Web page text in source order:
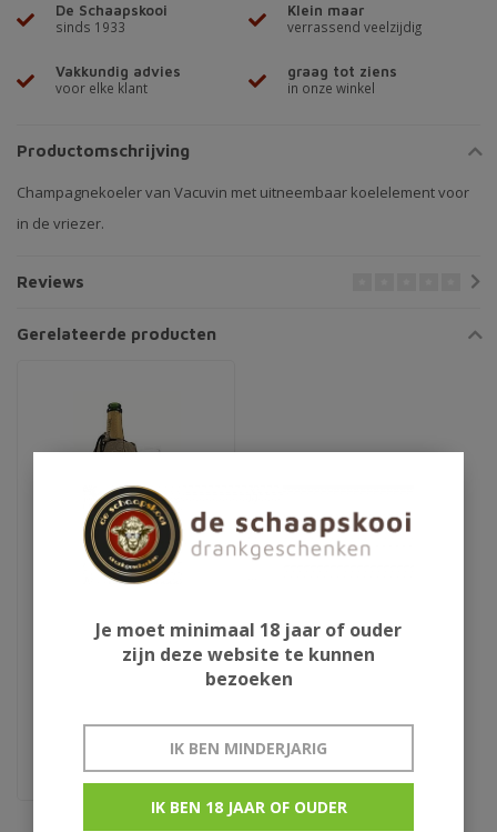
De Schaapskooi
sinds 1933
Klein maar
verrassend veelzijdig
Vakkundig advies
voor elke klant
graag tot ziens
in onze winkel
Productomschrijving
Champagnekoeler van Vacuvin met uitneembaar koelelement voor
in de vriezer.
Reviews
Gerelateerde producten
€12,95
Je moet minimaal 18 jaar of ouder
zijn deze website te kunnen
bezoeken
IK BEN MINDERJARIG
IK BEN 18 JAAR OF OUDER